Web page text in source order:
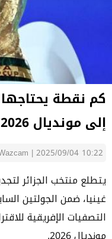
كم نقطة يحتاجها
إلى مونديال 2026؟
| 2025/09/04 10:22
يتطلع منتخب الجزائر
غينيا، ضمن الجولتين
التصفيات الإفريقية